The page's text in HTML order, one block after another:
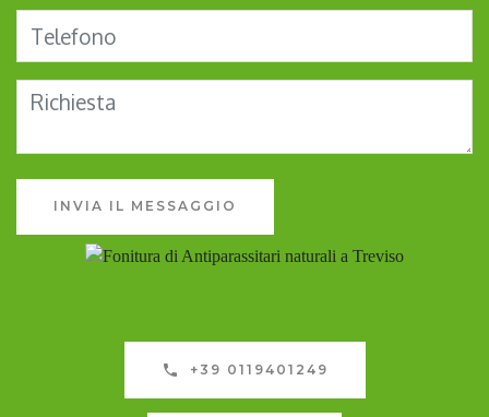
INVIA IL MESSAGGIO
+39 0119401249